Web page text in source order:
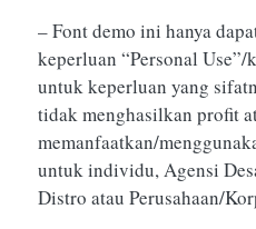
– Font demo ini hanya
keperluan “Personal
untuk keperluan yang
tidak menghasilkan profit
memanfaatkan/
untuk individu, Agensi
Distro atau Perusahaan/